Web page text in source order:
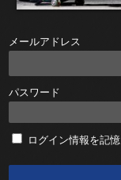
メールアドレス
パスワード
ログイン情報を記憶